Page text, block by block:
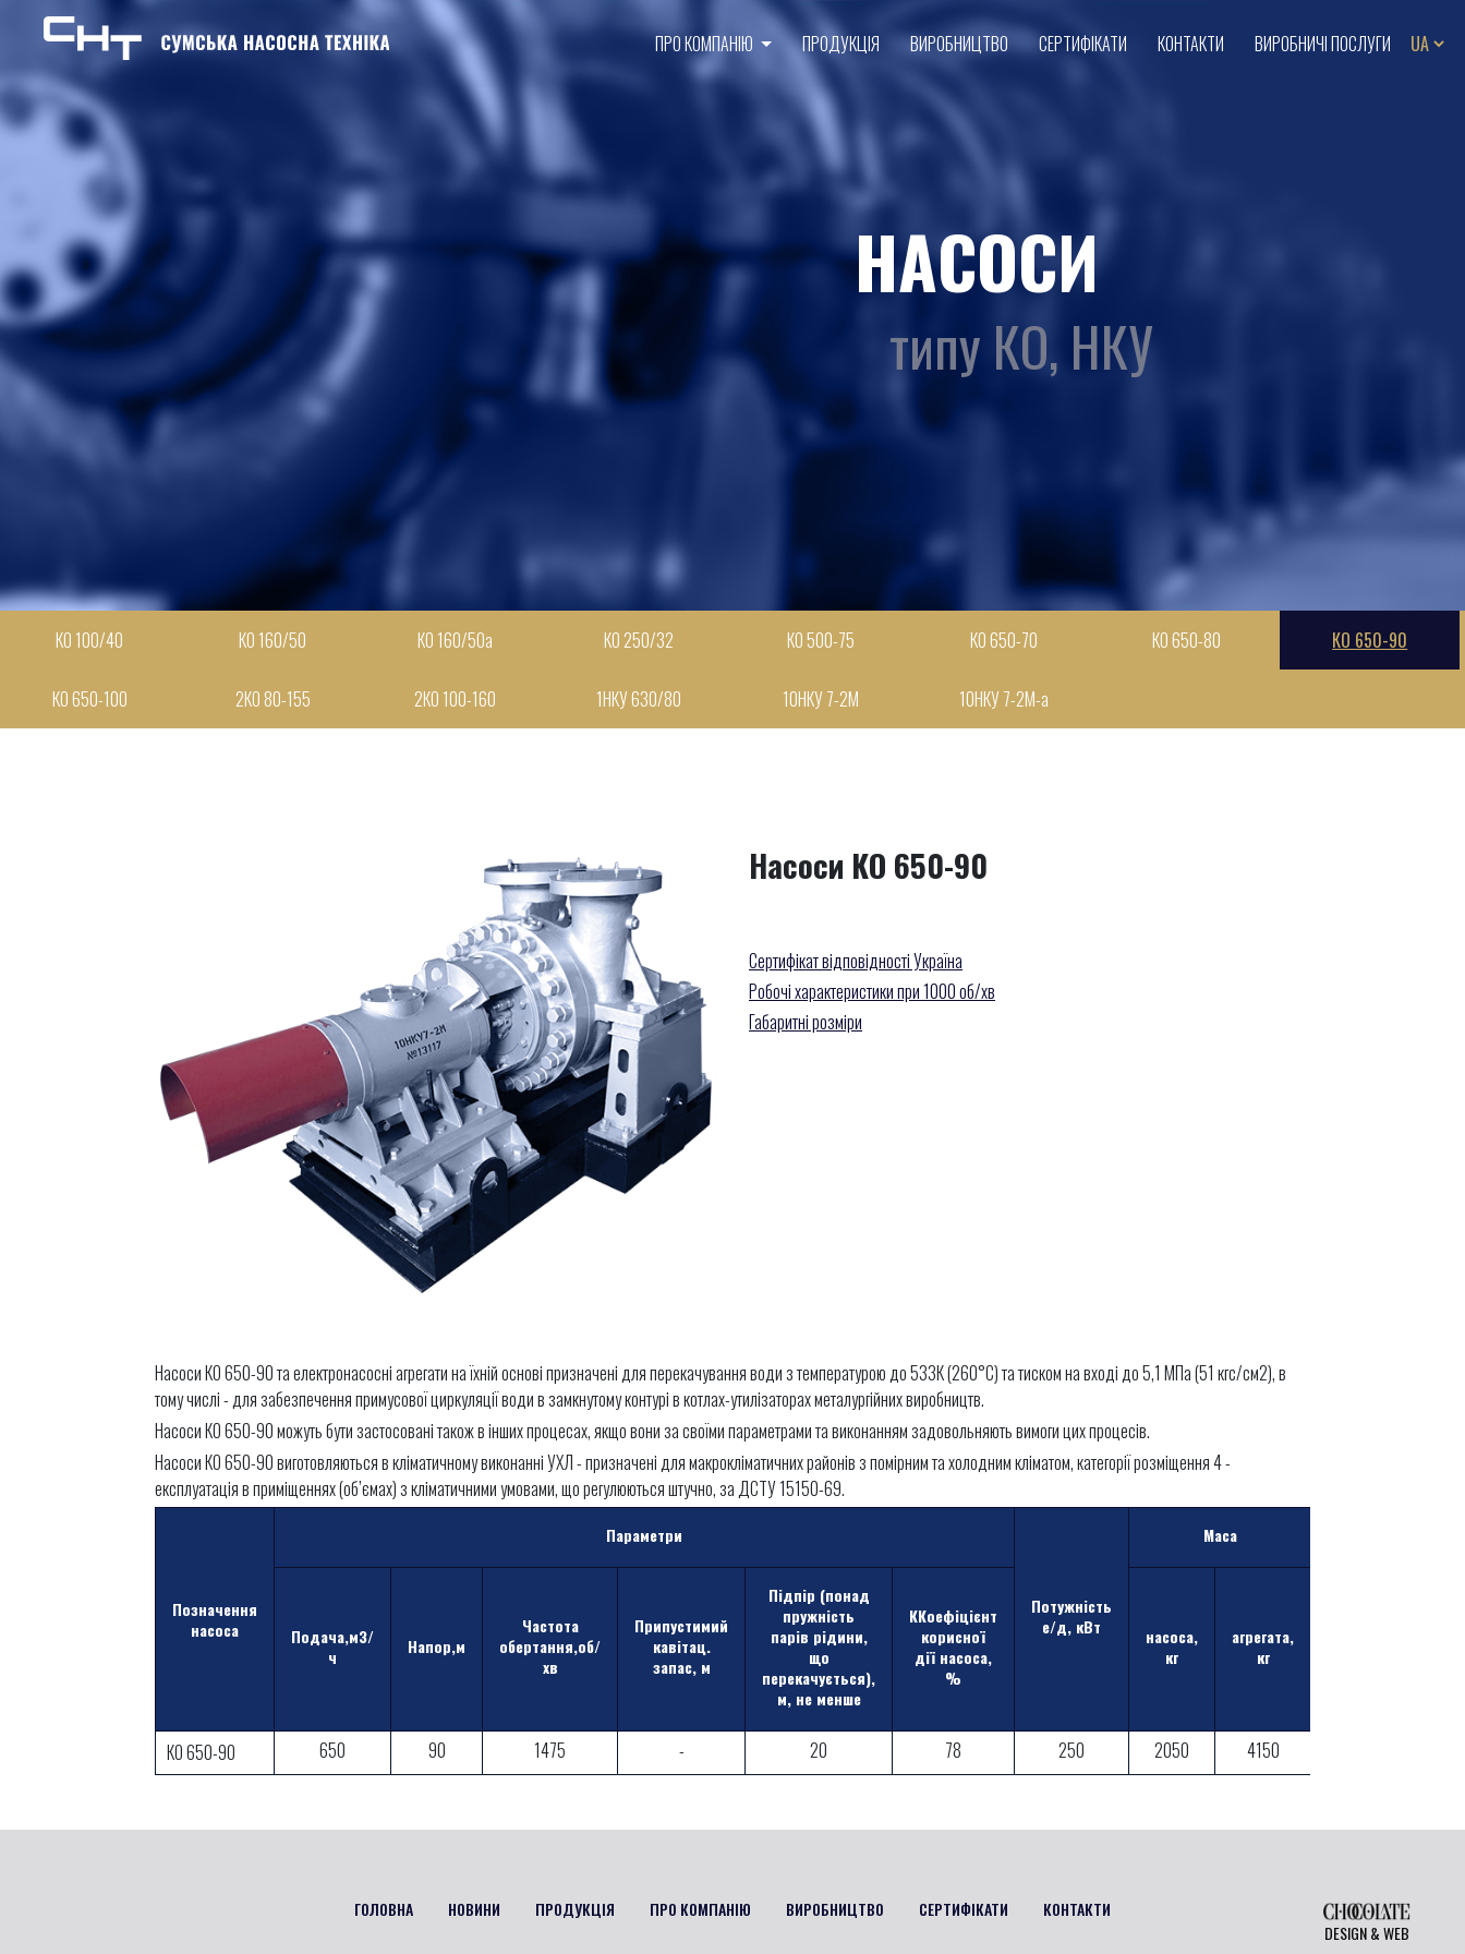
Skip to content
ПРО КОМПАНІЮ
ПРОДУКЦІЯ ВИРОБНИЦТВО СЕРТИФІКАТИ КОНТАКТИ ВИРОБНИЧІ ПОСЛУГИ
НАСОСИ
типу КО, НКУ
КО 100/40 КО 160/50 КО 160/50а КО 250/32 КО 500-75 КО 650-70 КО 650-80 КО 650-90
КО 650-100 2КО 80-155 2КО 100-160 1НКУ 630/80 10НКУ 7-2М 10НКУ 7-2М-а
Насоси КО 650-90
Сертифікат відповідності Україна
Робочі характеристики при 1000 об/хв
Габаритні розміри
Насоси КО 650-90 та електронасосні агрегати на їхній основі призначені для перекачування води з температурою до 533К (260°С) та тиском на вході до 5,1 МПа (51 кгс/см2), в
тому числі - для забезпечення примусової циркуляції води в замкнутому контурі в котлах-утилізаторах металургійних виробництв.
Насоси КО 650-90 можуть бути застосовані також в інших процесах, якщо вони за своїми параметрами та виконанням задовольняють вимоги цих процесів.
Насоси КО 650-90 виготовляються в кліматичному виконанні УХЛ - призначені для макрокліматичних районів з помірним та холодним кліматом, категорії розміщення 4 -
експлуатація в приміщеннях (об’ємах) з кліматичними умовами, що регулюються штучно, за ДСТУ 15150-69.
Позначення
насоса
Параметри
Потужність
е/д, кВт
Маса
Подача,м3/
ч
Напор,м
Частота
обертання,об/
хв
Припустимий
кавітац.
запас, м
Підпір (понад
пружність
парів рідини,
що
перекачується),
м, не менше
ККоефіцієнт
корисної
дії насоса,
%
насоса,
кг
агрегата,
кг
КО 650-90 650 90 1475 - 20 78 250 2050 4150
ГОЛОВНА НОВИНИ ПРОДУКЦІЯ ПРО КОМПАНІЮ ВИРОБНИЦТВО СЕРТИФІКАТИ
КОНТАКТИ
DESIGN & WEB